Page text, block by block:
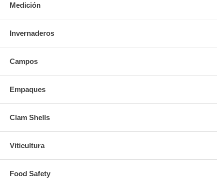
Medición
Invernaderos
Campos
Empaques
Clam Shells
Viticultura
Food Safety